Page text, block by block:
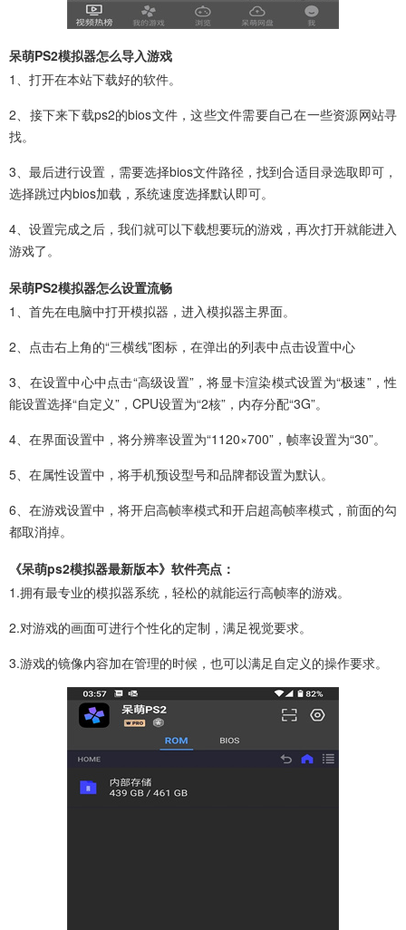
呆萌PS2模拟器怎么导入游戏
1、打开在本站下载好的软件。
2、接下来下载ps2的bios文件，这些文件需要自己在一些资源网站寻
找。
3、最后进行设置，需要选择bios文件路径，找到合适目录选取即可，
选择跳过内bios加载，系统速度选择默认即可。
4、设置完成之后，我们就可以下载想要玩的游戏，再次打开就能进入
游戏了。
呆萌PS2模拟器怎么设置流畅
1、首先在电脑中打开模拟器，进入模拟器主界面。
2、点击右上角的“三横线”图标，在弹出的列表中点击设置中心
3、在设置中心中点击“高级设置”，将显卡渲染模式设置为“极速”，性
能设置选择“自定义”，CPU设置为“2核”，内存分配“3G”。
4、在界面设置中，将分辨率设置为“1120×700”，帧率设置为“30”。
5、在属性设置中，将手机预设型号和品牌都设置为默认。
6、在游戏设置中，将开启高帧率模式和开启超高帧率模式，前面的勾
都取消掉。
《呆萌ps2模拟器最新版本》软件亮点：
1.拥有最专业的模拟器系统，轻松的就能运行高帧率的游戏。
2.对游戏的画面可进行个性化的定制，满足视觉要求。
3.游戏的镜像内容加在管理的时候，也可以满足自定义的操作要求。